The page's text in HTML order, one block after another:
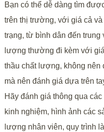
Bạn có thể dễ dàng tìm
trên thị trường, với giá cả
trạng, từ bình dân đến trung
lượng thường đi kèm với
thầu chất lượng, không nên
mà nên đánh giá dựa trên
Hãy đánh giá thông qua
kinh nghiệm, hình ảnh các
lượng nhân viên, quy trình